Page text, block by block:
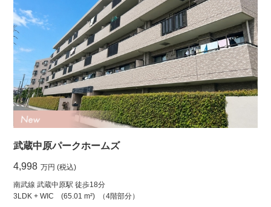
武蔵中原パークホームズ
4,998 万円 (税込)
南武線 武蔵中原駅 徒歩18分
3LDK + WIC
(65.01 m²) （4階部分）